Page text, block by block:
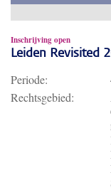
Inschrijving open
Leiden Revisited
Periode:
Rechtsgebied: